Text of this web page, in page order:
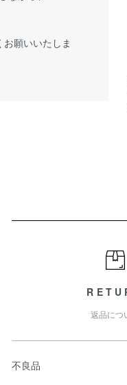
願いいたしま
返品につ
不良品